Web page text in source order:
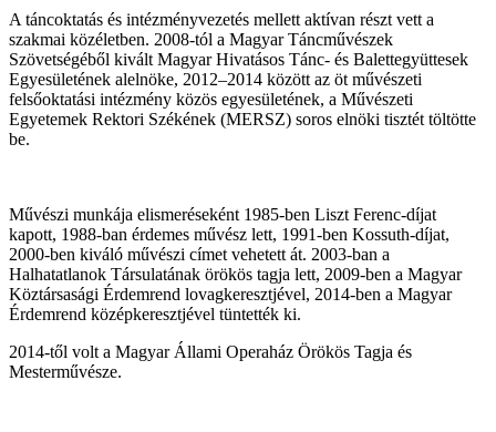
A táncoktatás és intézményvezetés mellett aktívan részt vett a
szakmai közéletben. 2008-tól a Magyar Táncművészek
Szövetségéből kivált Magyar Hivatásos Tánc- és Balettegyüttesek
Egyesületének alelnöke, 2012–2014 között az öt művészeti
felsőoktatási intézmény közös egyesületének, a Művészeti
Egyetemek Rektori Székének (MERSZ) soros elnöki tisztét töltötte
be.
Művészi munkája elismeréseként 1985-ben Liszt Ferenc-díjat
kapott, 1988-ban érdemes művész lett, 1991-ben Kossuth-díjat,
2000-ben kiváló művészi címet vehetett át. 2003-ban a
Halhatatlanok Társulatának örökös tagja lett, 2009-ben a Magyar
Köztársasági Érdemrend lovagkeresztjével, 2014-ben a Magyar
Érdemrend középkeresztjével tüntették ki.
2014-től volt a Magyar Állami Operaház Örökös Tagja és
Mesterművésze.